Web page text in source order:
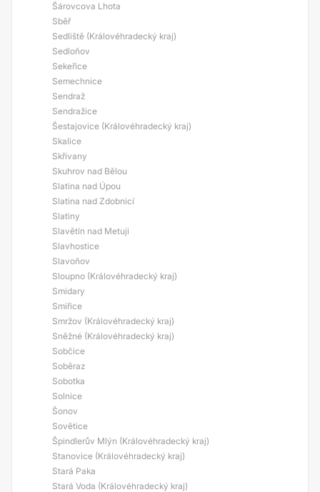
Šárovcova Lhota
Sběř
Sedliště (Královéhradecký kraj)
Sedloňov
Sekeřice
Semechnice
Sendraž
Sendražice
Šestajovice (Královéhradecký kraj)
Skalice
Skřivany
Skuhrov nad Bělou
Slatina nad Úpou
Slatina nad Zdobnicí
Slatiny
Slavětín nad Metuji
Slavhostice
Slavoňov
Sloupno (Královéhradecký kraj)
Smidary
Smiřice
Smržov (Královéhradecký kraj)
Sněžné (Královéhradecký kraj)
Sobčice
Soběraz
Sobotka
Solnice
Šonov
Sovětice
Špindlerův Mlýn (Královéhradecký kraj)
Stanovice (Královéhradecký kraj)
Stará Paka
Stará Voda (Královéhradecký kraj)